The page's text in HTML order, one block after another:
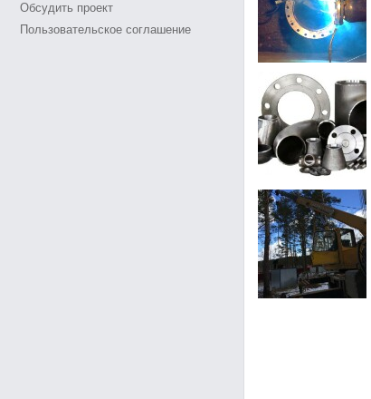
Обсудить проект
Пользовательское соглашение